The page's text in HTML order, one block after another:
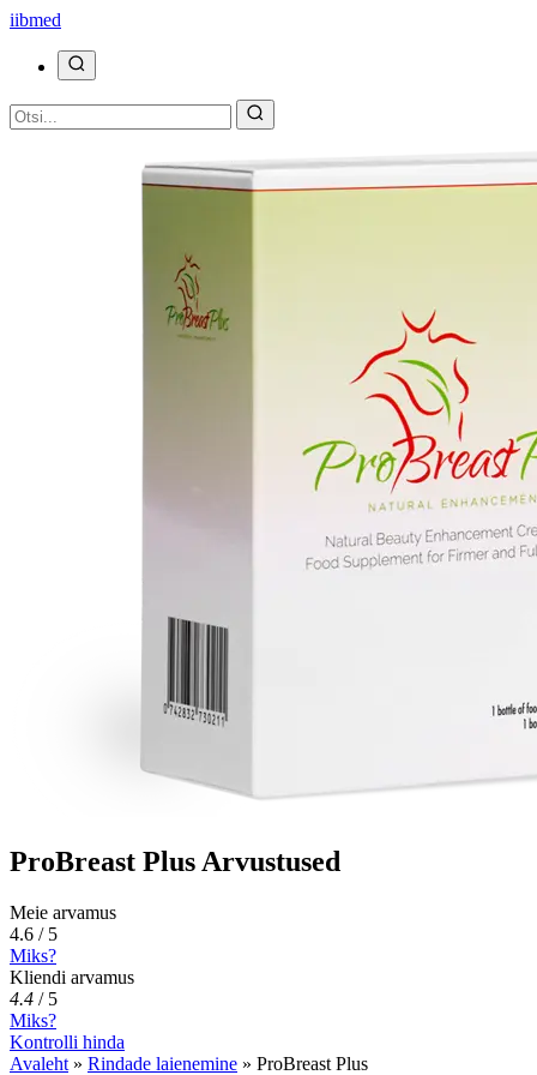
iibmed
ProBreast Plus Arvustused
Meie arvamus
4.6 / 5
Miks?
Kliendi arvamus
4.4 / 5
Miks?
Kontrolli hinda
Avaleht » Rindade laienemine » ProBreast Plus